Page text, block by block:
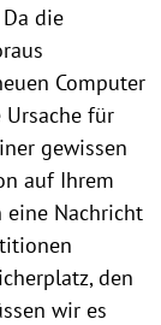
die
Computer
für
gewissen
auf Ihrem
eine Nachricht
den
wir es